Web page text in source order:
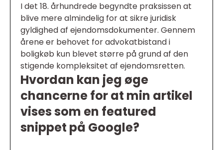
I det 18. århundrede begyndte praksissen at
blive mere almindelig for at sikre juridisk
gyldighed af ejendomsdokumenter. Gennem
årene er behovet for advokatbistand i
boligkøb kun blevet større på grund af den
stigende kompleksitet af ejendomsretten.
Hvordan kan jeg øge
chancerne for at min artikel
vises som en featured
snippet på Google?